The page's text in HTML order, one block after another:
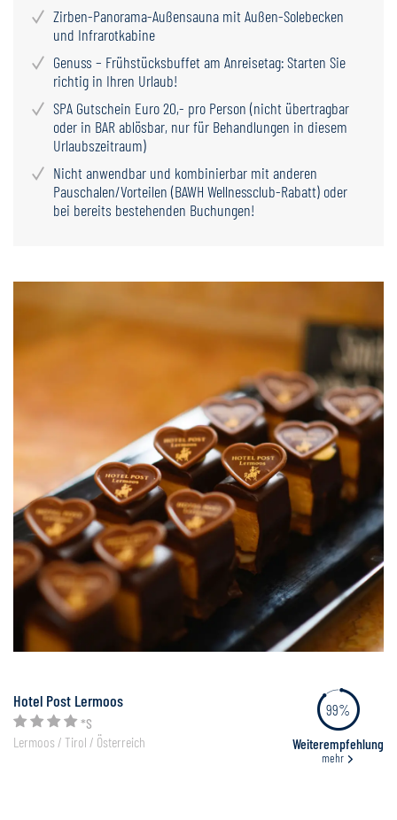
Zirben-Panorama-Außensauna mit Außen-Solebecken
und Infrarotkabine
Genuss – Frühstücksbuffet am Anreisetag: Starten Sie
richtig in Ihren Urlaub!
SPA Gutschein Euro 20,- pro Person (nicht übertragbar
oder in BAR ablösbar, nur für Behandlungen in diesem
Urlaubszeitraum)
Nicht anwendbar und kombinierbar mit anderen
Pauschalen/Vorteilen (BAWH Wellnessclub-Rabatt) oder
bei bereits bestehenden Buchungen!
Hotel Post Lermoos
*S
Lermoos / Tirol / Österreich
99%
Weiterempfehlung
mehr